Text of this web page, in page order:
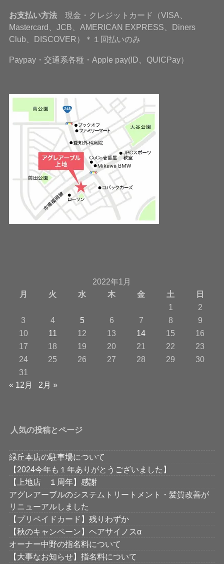
お支払い方法現金・クレジットカード（VISA、
Mastercard、JCB、AMERICAN EXPRESS、Diners
Club、DISCOVER）＊１回払いのみ
Paypay・交通系各種・Apple pay(ID、QUICPay）
2022年1月
月
火 水 木 金 土
日
1
2
3
4 5 6 7 8
9
10
11 12 13 14 15
16
17
18 19 20 21 22
23
24
25 26 27 28 29
30
31
« 12月
2月 »
人気の投稿とページ
緑丘本店の駐車場について
【2024今年も１年ありがとうございました】
【上地店 １周年】感謝
アグレアーブルのシステムトリートメント・髪質改善が
リニューアルしました
【プリペイドカード】残りわずか
【秋のキャンペーン】ヘアサイノスα
オーナー中野の指名料について
【大事なお知らせ】指名料について